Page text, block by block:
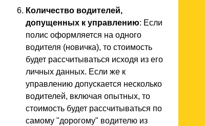
Количество водителей,
допущенных к управлению: Если
полис оформляется на одного
водителя (новичка), то стоимость
будет рассчитываться исходя из его
личных данных. Если же к
управлению допускается несколько
водителей, включая опытных, то
стоимость будет рассчитываться по
самому "дорогому" водителю из